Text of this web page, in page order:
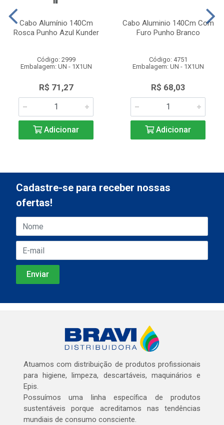
Cabo Alumínio 140Cm
Rosca Punho Azul Kunder
Código: 2999
Embalagem: UN - 1X1UN
R$ 71,27
Adicionar
Cabo Aluminio 140Cm Com
Furo Punho Branco
Código: 4751
Embalagem: UN - 1X1UN
R$ 68,03
Adicionar
Cadastre-se para receber nossas
ofertas!
Atuamos com distribuição de produtos profissionais
para higiene, limpeza, descartáveis, maquinários e
Epis.
Possuímos uma linha específica de produtos
sustentáveis porque acreditamos nas tendências
mundiais de consumo consciente.